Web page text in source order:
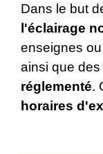
Dans le but
l'éclairage
enseignes
ainsi que
réglementé.
horaires